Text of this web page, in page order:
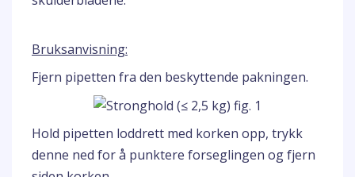
Bruksanvisning:
Fjern pipetten fra den beskyttende pakningen.
Hold pipetten loddrett med korken opp, trykk
denne ned for å punktere forseglingen og fjern